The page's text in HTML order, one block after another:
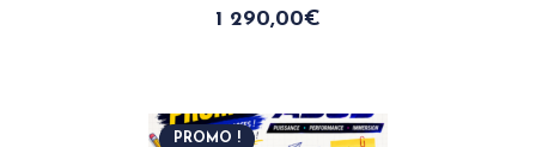
1 290,00€
PROMO !